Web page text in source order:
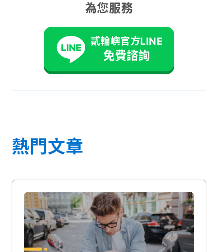
為您服務
貳輪嶼官方LINE
免費諮詢
熱門文章